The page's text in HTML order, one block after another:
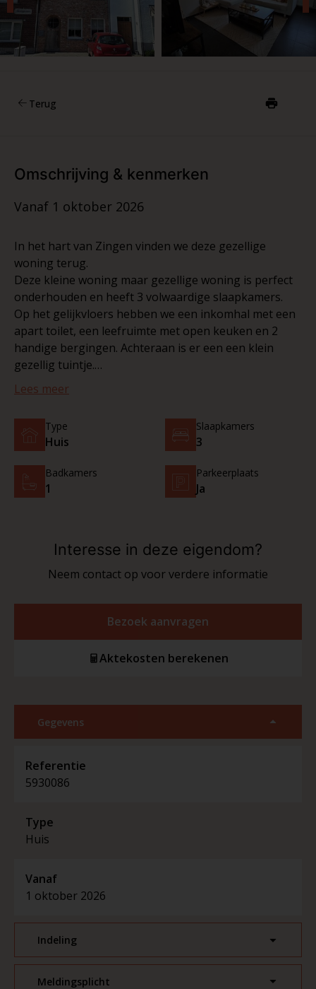
Terug
Omschrijving & kenmerken
Vanaf 1 oktober 2026
In het hart van Zingen vinden we deze gezellige
woning terug.
Deze kleine woning maar gezellige woning is perfect
onderhouden en heeft 3 volwaardige slaapkamers.
Op het gelijkvloers hebben we een inkomhal met een
apart toilet, een leefruimte met open keuken en 2
handige bergingen. Achteraan is er een een klein
gezellig tuintje.
Op de eerste verdieping vinden we 2 volwaarde
slaapkamers en een badkamer met ligbad en douche.
De volledig afgewerkte zolderverdieping heeft een
3de volwaardige slaapkamer.
Huurprijs: €990/maand.
Meer informatie of een bezoek? Contacteer ons!
Lees meer
Type
Huis
Slaapkamers
3
Badkamers
1
Parkeerplaats
Ja
Interesse in deze eigendom?
Neem contact op voor verdere informatie
Bezoek aanvragen
Aktekosten berekenen
Gegevens
Referentie
5930086
Type
Huis
Vanaf
1 oktober 2026
Indeling
Meldingsplicht